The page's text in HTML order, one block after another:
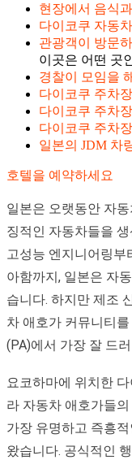
현장에서 음식
다이코쿠 자동
관광객이 방문
이곳은 어떤 곳
경찰이 모임을
다이코쿠 주차
다이코쿠 주차
다이코쿠 주차
일본의 JDM 차
호텔을 예약하세요
일본은 오랫동안 자
징적인 자동차들을
고성능 엔지니어링부
아함까지, 일본은 자
습니다. 하지만 제조
차 애호가 커뮤니티
(PA)에서 가장 잘 드
요코하마에 위치한
라 자동차 애호가들
가장 유명하고 즉흥
왔습니다. 공식적인